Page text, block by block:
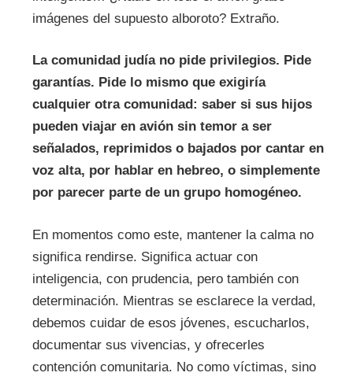
imágenes del supuesto alboroto? Extraño.
La comunidad judía no pide privilegios. Pide
garantías. Pide lo mismo que exigiría
cualquier otra comunidad: saber si sus hijos
pueden viajar en avión sin temor a ser
señalados, reprimidos o bajados por cantar en
voz alta, por hablar en hebreo, o simplemente
por parecer parte de un grupo homogéneo.
En momentos como este, mantener la calma no
significa rendirse. Significa actuar con
inteligencia, con prudencia, pero también con
determinación. Mientras se esclarece la verdad,
debemos cuidar de esos jóvenes, escucharlos,
documentar sus vivencias, y ofrecerles
contención comunitaria. No como víctimas, sino